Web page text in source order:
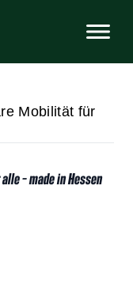
– made in Hessen